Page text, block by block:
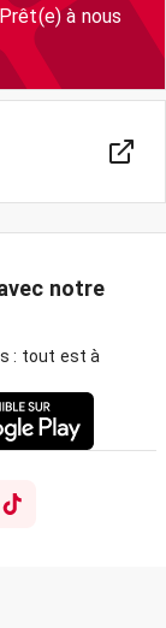
à nous
notre
: tout est à